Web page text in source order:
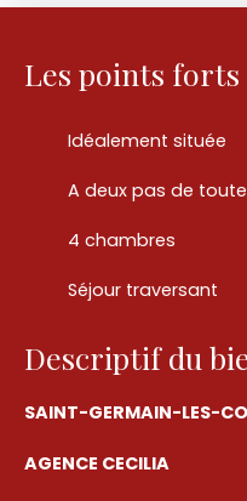
Les points forts
Idéalement située
A deux pas de
4 chambres
Séjour traversant
Descriptif du
SAINT-GERMAIN-LES-
AGENCE CECILIA